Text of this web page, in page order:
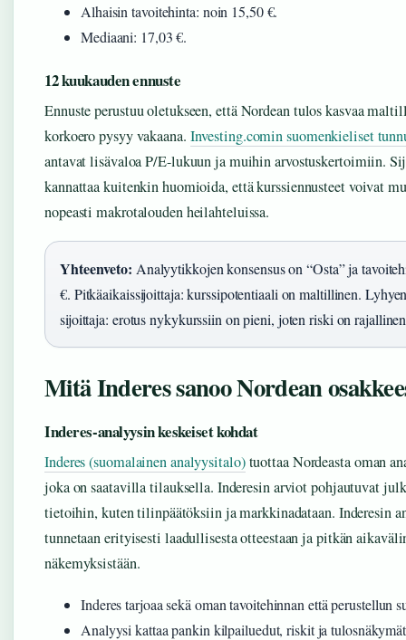
Alhaisin tavoitehinta: noin 15,50 €.
Mediaani: 17,03 €.
12 kuukauden ennuste
Ennuste perustuu oletukseen, että Nordean tulos kasvaa
korkoero pysyy vakaana. Investing.comin suomenkieliset
antavat lisävaloa P/E-lukuun ja muihin arvostuskertoimiin.
kannattaa kuitenkin huomioida, että kurssiennusteet voivat
nopeasti makrotalouden heilahteluissa.
Yhteenveto: Analyytikkojen konsensus on “Osta” ja
€. Pitkäaikaissijoittaja: kurssipotentiaali on maltillinen.
sijoittaja: erotus nykykurssiin on pieni, joten riski on
Mitä Inderes sanoo Nordean
Inderes-analyysin keskeiset kohdat
Inderes (suomalainen analyysitalo)tuottaa Nordeasta oman
joka on saatavilla tilauksella. Inderesin arviot pohjautuvat
tietoihin, kuten tilinpäätöksiin ja markkinadataan. Inderesin
tunnetaan erityisesti laadullisesta otteestaan ja pitkän
näkemyksistään.
Inderes tarjoaa sekä oman tavoitehinnan että perustellun
Analyysi kattaa pankin kilpailuedut, riskit ja